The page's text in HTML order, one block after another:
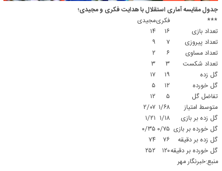
جدول مقایسه آماری استقلال با هدایت فکری و مجیدی؛
***
فکریمجیدی
تعداد بازی
۱۶
۱۴
تعداد پیروزی
۷
۹
تعداد مساوی
۶
۲
تعداد شکست
۳
۳
گل زده
۱۹
۱۷
گل خورده
۱۲
۵
تفاضل گل
۵
۱۲
متوسط امتیاز
۱/۶۸ ۲/۰۷
گل زده بر بازی
۱/۱۸ ۱/۲۱
گل خورده بر بازی ۰/۷۵ ۰/۳۵
گل زده بر دقیقه
۷۶
۷۴
گل خورده بر دقیقه۱۲۰
۲۵۲
منبع:خبرنگار مهر